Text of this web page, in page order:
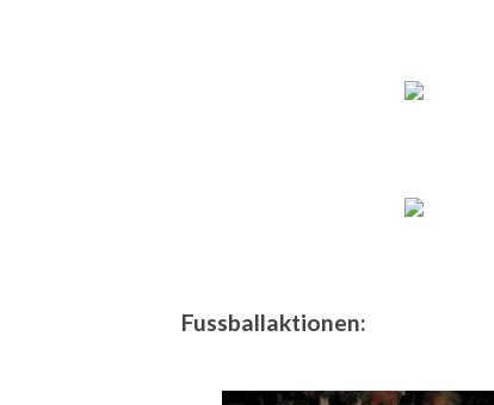
Fussballaktionen: